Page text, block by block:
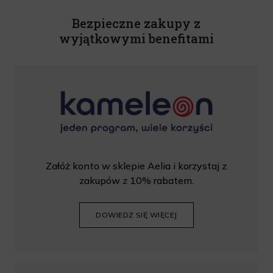
Bezpieczne zakupy z
wyjątkowymi benefitami
Załóż konto w sklepie Aelia i korzystaj z
zakupów z 10% rabatem.
DOWIEDZ SIĘ WIĘCEJ